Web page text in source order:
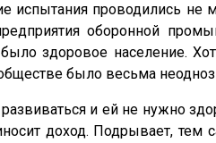
проводились не
оборонной
здоровое население.
было весьма
и ей не нужно
доход. Подрывает,